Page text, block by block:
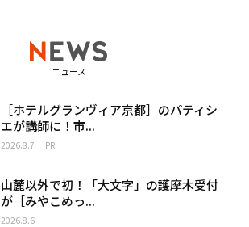
ニュース
［ホテルグランヴィア京都］のパティシ
エが講師に！市...
2026.8.7 PR
山麓以外で初！「大文字」の護摩木受付
が［みやこめっ...
2026.8.6